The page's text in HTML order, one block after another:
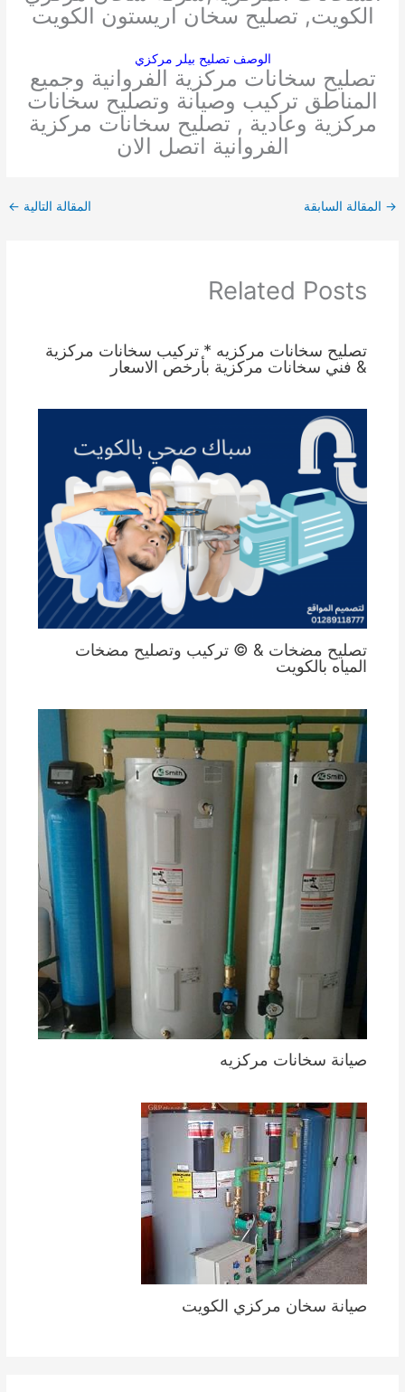
الكويت, تصليح سخان اريستون الكويت
الوصف تصليح بيلر مركزي
تصليح سخانات مركزية الفروانية وجميع
المناطق تركيب وصيانة وتصليح سخانات
مركزية وعادية , تصليح سخانات مركزية
الفروانية اتصل الان
→ المقالة السابقة المقالة التالية ←
Related Posts
تصليح سخانات مركزيه * تركيب سخانات مركزية
& فني سخانات مركزية بأرخص الاسعار
تصليح مضخات & © تركيب وتصليح مضخات
المياه بالكويت
صيانة سخانات مركزيه
صيانة سخان مركزي الكويت